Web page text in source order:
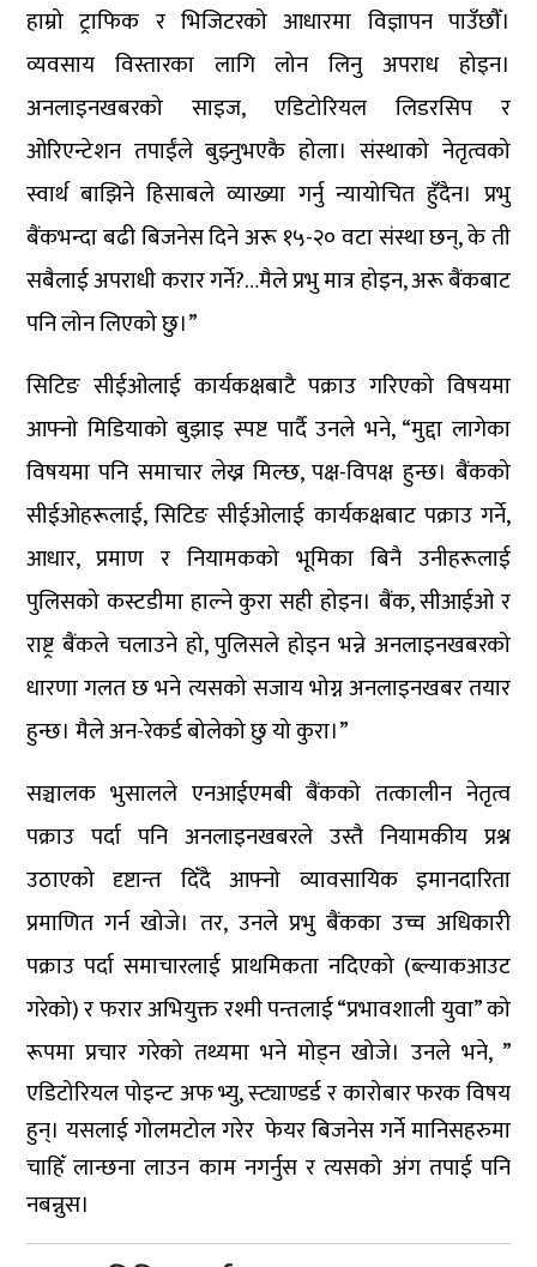
हाम्रो ट्राफिक र भिजिटरको आधारमा विज्ञापन पाउँछौँ।
व्यवसाय विस्तारका लागि लोन लिनु अपराध होइन।
अनलाइनखबरको साइज, एडिटोरियल लिडरसिप र
ओरिएन्टेशन तपाईंले बुझ्नुभएकै होला। संस्थाको नेतृत्वको
स्वार्थ बाझिने हिसाबले व्याख्या गर्नु न्यायोचित हुँदैन। प्रभु
बैंकभन्दा बढी बिजनेस दिने अरू १५-२० वटा संस्था छन्, के ती
सबैलाई अपराधी करार गर्ने?…मैले प्रभु मात्र होइन, अरू बैंकबाट
पनि लोन लिएको छु।”
सिटिङ सीईओलाई कार्यकक्षबाटै पक्राउ गरिएको विषयमा
आफ्नो मिडियाको बुझाइ स्पष्ट पार्दै उनले भने, “मुद्दा लागेका
विषयमा पनि समाचार लेख्न मिल्छ, पक्ष-विपक्ष हुन्छ। बैंकको
सीईओहरूलाई, सिटिङ सीईओलाई कार्यकक्षबाट पक्राउ गर्ने,
आधार, प्रमाण र नियामकको भूमिका बिनै उनीहरूलाई
पुलिसको कस्टडीमा हाल्ने कुरा सही होइन। बैंक, सीआईओ र
राष्ट्र बैंकले चलाउने हो, पुलिसले होइन भन्ने अनलाइनखबरको
धारणा गलत छ भने त्यसको सजाय भोग्न अनलाइनखबर तयार
हुन्छ। मैले अन-रेकर्ड बोलेको छु यो कुरा।”
सञ्चालक भुसालले एनआईएमबी बैंकको तत्कालीन नेतृत्व
पक्राउ पर्दा पनि अनलाइनखबरले उस्तै नियामकीय प्रश्न
उठाएको दृष्टान्त दिँदै आफ्नो व्यावसायिक इमानदारिता
प्रमाणित गर्न खोजे। तर, उनले प्रभु बैंकका उच्च अधिकारी
पक्राउ पर्दा समाचारलाई प्राथमिकता नदिएको (ब्ल्याकआउट
गरेको) र फरार अभियुक्त रश्मी पन्तलाई “प्रभावशाली युवा” को
रूपमा प्रचार गरेको तथ्यमा भने मोड्न खोजे। उनले भने, ”
एडिटोरियल पोइन्ट अफ भ्यु, स्ट्याण्डर्ड र कारोबार फरक विषय
हुन्। यसलाई गोलमटोल गरेर फेयर बिजनेस गर्ने मानिसहरुमा
चाहिँ लान्छना लाउन काम नगर्नुस र त्यसको अंग तपाई पनि
नबन्नुस।